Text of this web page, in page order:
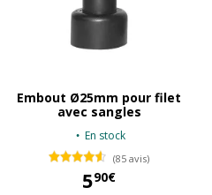
Embout Ø25mm pour filet
avec sangles
En stock
(85 avis)
590€